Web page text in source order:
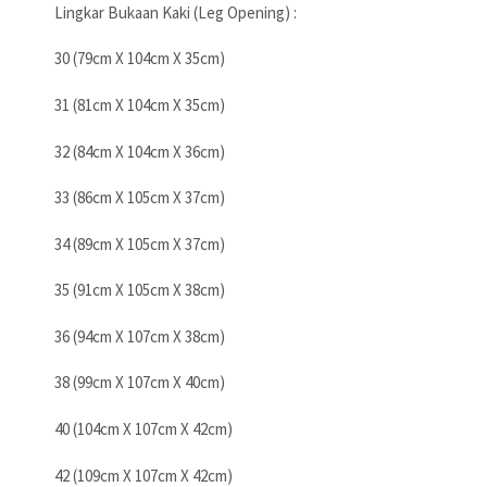
Lingkar Bukaan Kaki (Leg Opening) :
30 (79cm X 104cm X 35cm)
31 (81cm X 104cm X 35cm)
32 (84cm X 104cm X 36cm)
33 (86cm X 105cm X 37cm)
34 (89cm X 105cm X 37cm)
35 (91cm X 105cm X 38cm)
36 (94cm X 107cm X 38cm)
38 (99cm X 107cm X 40cm)
40 (104cm X 107cm X 42cm)
42 (109cm X 107cm X 42cm)